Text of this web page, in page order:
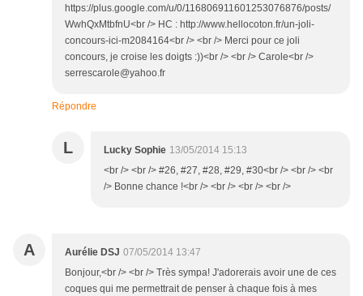
https://plus.google.com/u/0/116806911601253076876/posts/
WwhQxMtbfnU<br /> HC : http://www.hellocoton.fr/un-joli-
concours-ici-m2084164<br /> <br /> Merci pour ce joli
concours, je croise les doigts :))<br /> <br /> Carole<br />
serrescarole@yahoo.fr
Répondre
L Lucky Sophie 13/05/2014 15:13
<br /> <br /> #26, #27, #28, #29, #30<br /> <br /> <br
/> Bonne chance !<br /> <br /> <br /> <br />
A Aurélie DSJ 07/05/2014 13:47
Bonjour,<br /> <br /> Très sympa! J'adorerais avoir une de ces
coques qui me permettrait de penser à chaque fois à mes